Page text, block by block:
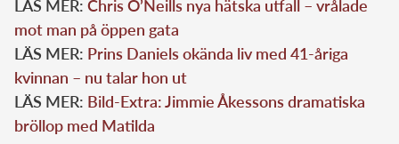
LÄS MER: Chris O’Neills nya hätska utfall – vrålade
mot man på öppen gata
LÄS MER: Prins Daniels okända liv med 41-åriga
kvinnan – nu talar hon ut
LÄS MER: Bild-Extra: Jimmie Åkessons dramatiska
bröllop med Matilda